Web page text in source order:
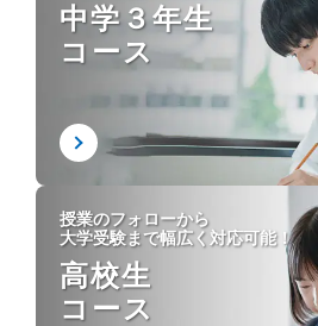
中学３年生
コース
授業のフォローから
大学受験まで幅広く対応可能！
高校生
コース